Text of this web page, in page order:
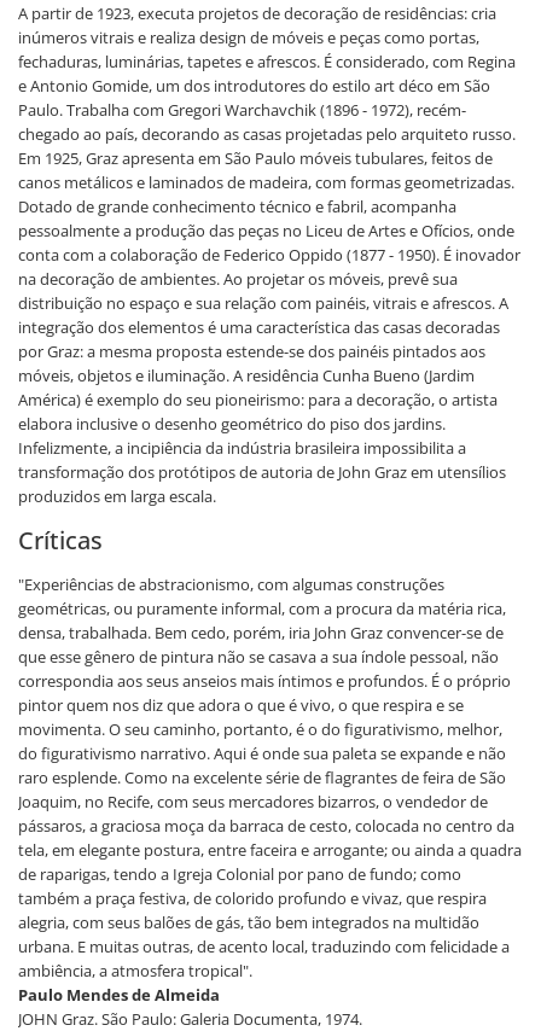
A partir de 1923, executa projetos de decoração de residências: cria
inúmeros vitrais e realiza design de móveis e peças como portas,
fechaduras, luminárias, tapetes e afrescos. É considerado, com Regina
e Antonio Gomide, um dos introdutores do estilo art déco em São
Paulo. Trabalha com Gregori Warchavchik (1896 - 1972), recém-
chegado ao país, decorando as casas projetadas pelo arquiteto russo.
Em 1925, Graz apresenta em São Paulo móveis tubulares, feitos de
canos metálicos e laminados de madeira, com formas geometrizadas.
Dotado de grande conhecimento técnico e fabril, acompanha
pessoalmente a produção das peças no Liceu de Artes e Ofícios, onde
conta com a colaboração de Federico Oppido (1877 - 1950). É inovador
na decoração de ambientes. Ao projetar os móveis, prevê sua
distribuição no espaço e sua relação com painéis, vitrais e afrescos. A
integração dos elementos é uma característica das casas decoradas
por Graz: a mesma proposta estende-se dos painéis pintados aos
móveis, objetos e iluminação. A residência Cunha Bueno (Jardim
América) é exemplo do seu pioneirismo: para a decoração, o artista
elabora inclusive o desenho geométrico do piso dos jardins.
Infelizmente, a incipiência da indústria brasileira impossibilita a
transformação dos protótipos de autoria de John Graz em utensílios
produzidos em larga escala.
Críticas
"Experiências de abstracionismo, com algumas construções
geométricas, ou puramente informal, com a procura da matéria rica,
densa, trabalhada. Bem cedo, porém, iria John Graz convencer-se de
que esse gênero de pintura não se casava a sua índole pessoal, não
correspondia aos seus anseios mais íntimos e profundos. É o próprio
pintor quem nos diz que adora o que é vivo, o que respira e se
movimenta. O seu caminho, portanto, é o do figurativismo, melhor,
do figurativismo narrativo. Aqui é onde sua paleta se expande e não
raro esplende. Como na excelente série de flagrantes de feira de São
Joaquim, no Recife, com seus mercadores bizarros, o vendedor de
pássaros, a graciosa moça da barraca de cesto, colocada no centro da
tela, em elegante postura, entre faceira e arrogante; ou ainda a quadra
de raparigas, tendo a Igreja Colonial por pano de fundo; como
também a praça festiva, de colorido profundo e vivaz, que respira
alegria, com seus balões de gás, tão bem integrados na multidão
urbana. E muitas outras, de acento local, traduzindo com felicidade a
ambiência, a atmosfera tropical".
Paulo Mendes de Almeida
JOHN Graz. São Paulo: Galeria Documenta, 1974.